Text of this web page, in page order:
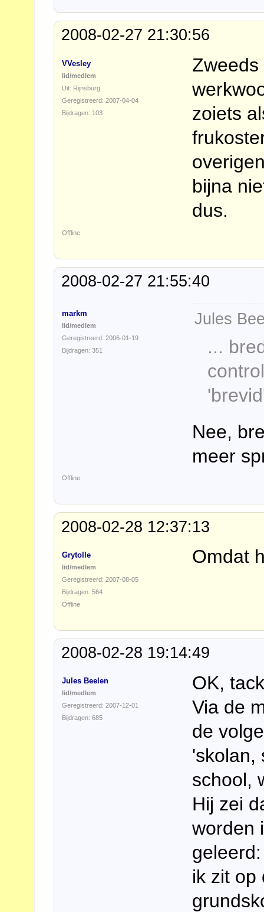
2008-02-27 21:30:56
VVesley
lid/medlem
Uit: Rijnsburg
Geregistreerd: 2007-04-04
Bijdragen: 103
zoiets
bijna
dus.
Offline
2008-02-27 21:55:40
markm
lid/medlem
Geregistreerd: 2006-01-19
Bijdragen: 351
Jules
...
Nee,
meer
Offline
2008-02-28 12:37:13
Grytolle
lid/medlem
Geregistreerd: 2007-08-05
Bijdragen: 564
Omdat
Offline
2008-02-28 19:14:49
Jules Beelen
lid/medlem
Geregistreerd: 2007-12-01
Bijdragen: 685
OK,
Via de
de
'skolan,
school,
Hij zei
worden
geleerd:
ik zit op